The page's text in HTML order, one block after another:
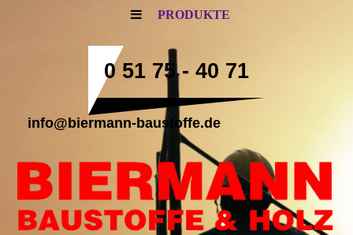
PRODUKTE
0 51 75 - 40 71
info@biermann-baustoffe.de